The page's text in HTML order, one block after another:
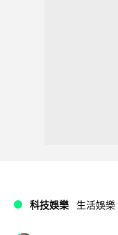
科技娛樂 生活娛樂